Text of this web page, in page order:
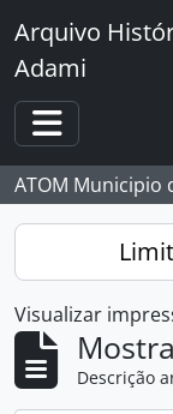
Skip to main content
Arquivo
Adami
Toggle
ATOM Municipio
Visualizar
Descrição